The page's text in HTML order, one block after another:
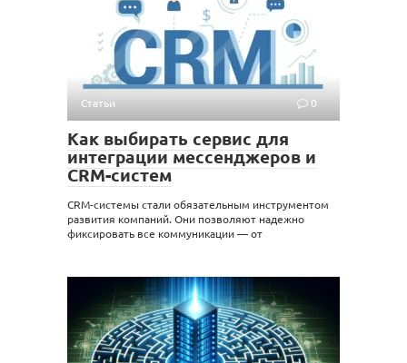
Статьи 0
Как выбирать сервис для
интеграции мессенджеров и
CRM-систем
CRM-системы стали обязательным инструментом
развития компаний. Они позволяют надежно
фиксировать все коммуникации — от